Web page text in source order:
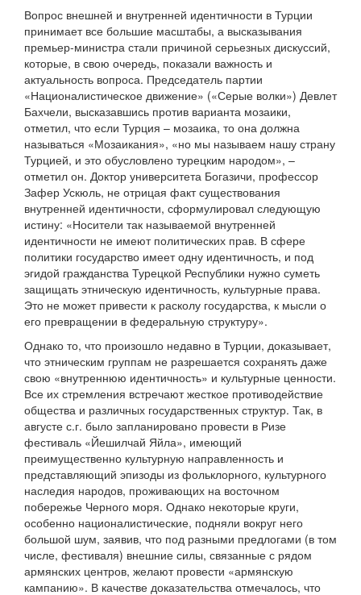
Вопрос внешней и внутренней идентичности в Турции
принимает все большие масштабы, а высказывания
премьер-министра стали причиной серьезных дискуссий,
которые, в свою очередь, показали важность и
актуальность вопроса. Председатель партии
«Националистическое движение» («Серые волки») Девлет
Бахчели, высказавшись против варианта мозаики,
отметил, что если Турция – мозаика, то она должна
называться «Мозаикания», «но мы называем нашу страну
Турцией, и это обусловлено турецким народом», –
отметил он. Доктор университета Богазичи, профессор
Зафер Ускюль, не отрицая факт существования
внутренней идентичности, сформулировал следующую
истину: «Носители так называемой внутренней
идентичности не имеют политических прав. В сфере
политики государство имеет одну идентичность, и под
эгидой гражданства Турецкой Республики нужно суметь
защищать этническую идентичность, культурные права.
Это не может привести к расколу государства, к мысли о
его превращении в федеральную структуру».
Однако то, что произошло недавно в Турции, доказывает,
что этническим группам не разрешается сохранять даже
свою «внутреннюю идентичность» и культурные ценности.
Все их стремления встречают жесткое противодействие
общества и различных государственных структур. Так, в
августе с.г. было запланировано провести в Ризе
фестиваль «Йешилчай Яйла», имеющий
преимущественно культурную направленность и
представляющий эпизоды из фольклорного, культурного
наследия народов, проживающих на восточном
побережье Черного моря. Однако некоторые круги,
особенно националистические, подняли вокруг него
большой шум, заявив, что под разными предлогами (в том
числе, фестиваля) внешние силы, связанные с рядом
армянских центров, желают провести «армянскую
кампанию». В качестве доказательства отмечалось, что